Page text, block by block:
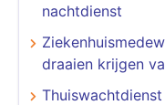
nachtdienst
draaien krijgen